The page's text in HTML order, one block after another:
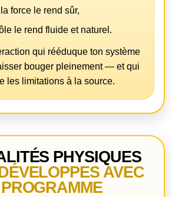
la force le rend sûr,
le rend fluide et naturel.
qui rééduque ton système
bouger pleinement — et qui
les limitations à la source.
PHYSIQUES
AVEC